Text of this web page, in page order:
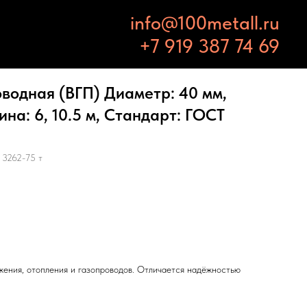
info@100metall.ru
+7 919 387 74 69
(ВГП) Диаметр: 40 мм,
6, 10.5 м, Стандарт: ГОСТ
75 т
отопления и газопроводов. Отличается надёжностью